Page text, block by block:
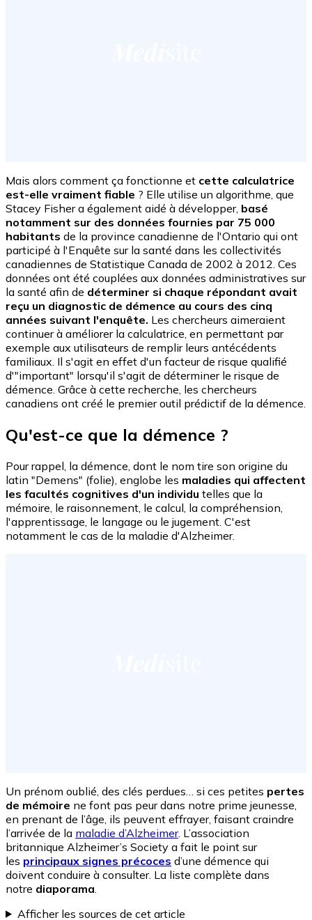
Mais alors comment ça fonctionne et cette calculatrice
est-elle vraiment fiable ? Elle utilise un algorithme, que
Stacey Fisher a également aidé à développer, basé
notamment sur des données fournies par 75 000
habitants de la province canadienne de l'Ontario qui ont
participé à l'Enquête sur la santé dans les collectivités
canadiennes de Statistique Canada de 2002 à 2012. Ces
données ont été couplées aux données administratives sur
la santé afin de déterminer si chaque répondant avait
reçu un diagnostic de démence au cours des cinq
années suivant l'enquête. Les chercheurs aimeraient
continuer à améliorer la calculatrice, en permettant par
exemple aux utilisateurs de remplir leurs antécédents
familiaux. Il s'agit en effet d'un facteur de risque qualifié
d'"important" lorsqu'il s'agit de déterminer le risque de
démence. Grâce à cette recherche, les chercheurs
canadiens ont créé le premier outil prédictif de la démence.
Qu'est-ce que la démence ?
Pour rappel, la démence, dont le nom tire son origine du
latin "Demens" (folie), englobe les maladies qui affectent
les facultés cognitives d'un individu telles que la
mémoire, le raisonnement, le calcul, la compréhension,
l'apprentissage, le langage ou le jugement. C'est
notamment le cas de la maladie d'Alzheimer.
Un prénom oublié, des clés perdues… si ces petites pertes
de mémoire ne font pas peur dans notre prime jeunesse,
en prenant de l’âge, ils peuvent effrayer, faisant craindre
l’arrivée de la maladie d’Alzheimer. L’association
britannique Alzheimer’s Society a fait le point sur
les principaux signes précoces d’une démence qui
doivent conduire à consulter. La liste complète dans
notre diaporama
Afficher les sources de cet article